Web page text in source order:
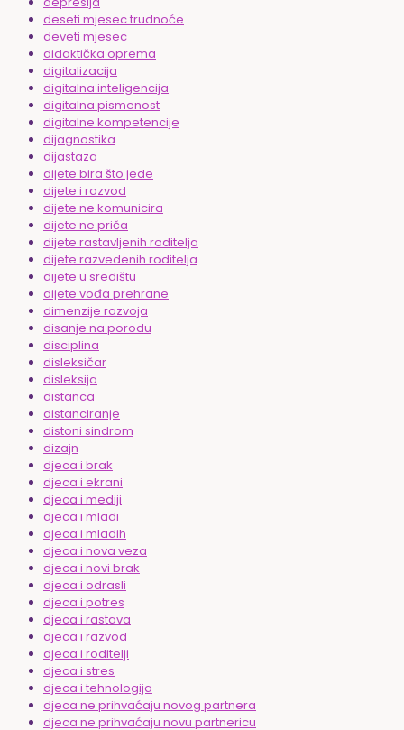
deseti mjesec trudnoće
deveti mjesec
didaktička oprema
digitalizacija
digitalna inteligencija
digitalna pismenost
digitalne kompetencije
dijagnostika
dijastaza
dijete bira što jede
dijete i razvod
dijete ne komunicira
dijete ne priča
dijete rastavljenih roditelja
dijete razvedenih roditelja
dijete u središtu
dijete vođa prehrane
dimenzije razvoja
disanje na porodu
disciplina
disleksičar
disleksija
distanca
distanciranje
distoni sindrom
dizajn
djeca i brak
djeca i ekrani
djeca i mediji
djeca i mladi
djeca i mladih
djeca i nova veza
djeca i novi brak
djeca i odrasli
djeca i potres
djeca i rastava
djeca i razvod
djeca i roditelji
djeca i stres
djeca i tehnologija
djeca ne prihvaćaju novog partnera
djeca ne prihvaćaju novu partnericu